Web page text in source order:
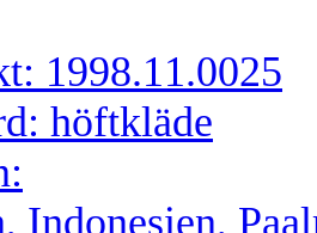
1998.11.0025
höftkläde
Indonesien,